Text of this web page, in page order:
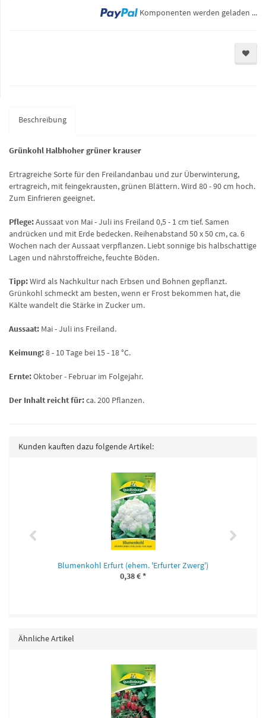
Komponenten werden geladen ...
Beschreibung
Grünkohl Halbhoher grüner krauser
Ertragreiche Sorte für den Freilandanbau und zur Überwinterung,
ertragreich, mit feingekrausten, grünen Blättern. Wird 80 - 90 cm hoch.
Zum Einfrieren geeignet.
Pflege:Aussaat von Mai - Juli ins Freiland 0,5 - 1 cm tief. Samen
andrücken und mit Erde bedecken. Reihenabstand 50 x 50 cm, ca. 6
Wochen nach der Aussaat verpflanzen. Liebt sonnige bis halbschattige
Lagen und nährstoffreiche, feuchte Böden.
Tipp:Wird als Nachkultur nach Erbsen und Bohnen gepflanzt.
Grünkohl schmeckt am besten, wenn er Frost bekommen hat, die
Kälte wandelt die Stärke in Zucker um.
Aussaat: Mai - Juli ins Freiland.
Keimung:8 - 10 Tage bei 15 - 18 °C.
Ernte:Oktober - Februar im Folgejahr.
Der Inhalt reicht für:ca. 200 Pflanzen.
Kunden kauften dazu folgende Artikel:
Blumenkohl Erfurt (ehem. 'Erfurter Zwerg')
0,38 €*
Ähnliche Artikel